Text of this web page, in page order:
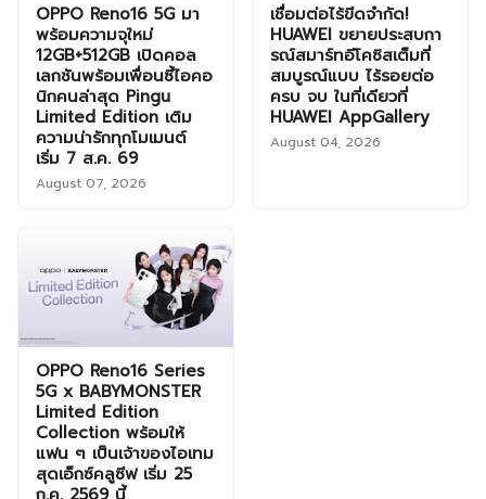
OPPO Reno16 5G มา
พร้อมความจุใหม่
12GB+512GB เปิดคอล
เลกชันพร้อมเพื่อนซี้ไอคอ
นิกคนล่าสุด Pingu
Limited Edition เติม
ความน่ารักทุกโมเมนต์
เริ่ม 7 ส.ค. 69
August 07, 2026
เชื่อมต่อไร้ขีดจำกัด!
HUAWEI ขยายประสบกา
รณ์สมาร์ทอีโคซิสเต็มที่
สมบูรณ์แบบ ไร้รอยต่อ
ครบ จบ ในที่เดียวที่
HUAWEI AppGallery
August 04, 2026
OPPO Reno16 Series
5G x BABYMONSTER
Limited Edition
Collection พร้อมให้
แฟน ๆ เป็นเจ้าของไอเทม
สุดเอ็กซ์คลูซีฟ เริ่ม 25